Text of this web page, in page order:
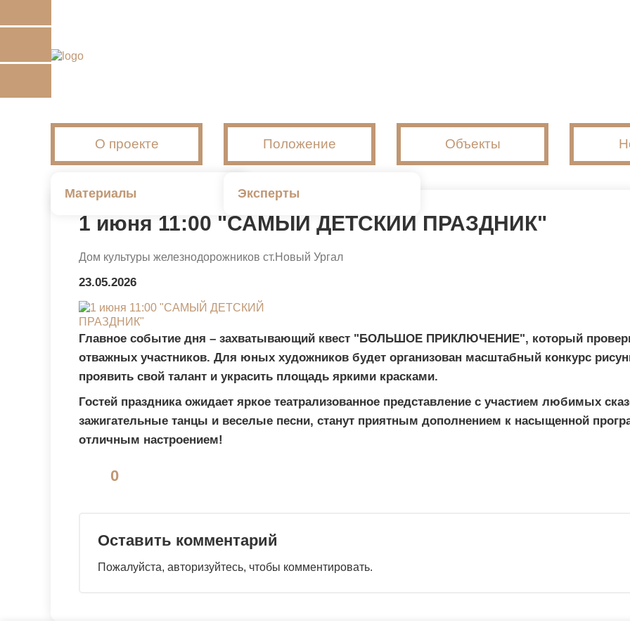
О проекте
Материалы
Положение
Эксперты
Объекты
1 июня 11:00 "САМЫЙ ДЕТСКИЙ ПРАЗДНИК"
Дом культуры железнодорожников ст.Новый Ургал
23.05.2026
Главное событие дня – захватывающий квест "БОЛЬШОЕ ПРИКЛЮЧЕНИЕ", который
отважных участников. Для юных художников будет организован масштабный конкурс
проявить свой талант и украсить площадь яркими красками.
Гостей праздника ожидает яркое театрализованное представление с участием любимых
зажигательные танцы и веселые песни, станут приятным дополнением к насыщенной
отличным настроением!
0
Оставить комментарий
Пожалуйста, авторизуйтесь, чтобы комментировать.